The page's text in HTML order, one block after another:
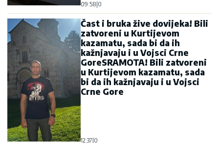
09:58 0
Čast i bruka žive dovijeka! Bili
zatvoreni u Kurtijevom
kazamatu, sada bi da ih
kažnjavaju i u Vojsci Crne
GoreSRAMOTA! Bili zatvoreni
u Kurtijevom kazamatu, sada
bi da ih kažnjavaju i u Vojsci
Crne Gore
12:37 0